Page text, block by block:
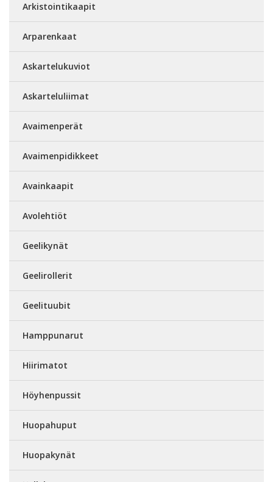
Arkistointikaapit
Arparenkaat
Askartelukuviot
Askarteluliimat
Avaimenperät
Avaimenpidikkeet
Avainkaapit
Avolehtiöt
Geelikynät
Geelirollerit
Geelituubit
Hamppunarut
Hiirimatot
Höyhenpussit
Huopahuput
Huopakynät